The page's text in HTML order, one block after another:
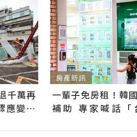
千萬再
應變：
房產新訊
一輩子免房租！韓
補助 專家喊話「